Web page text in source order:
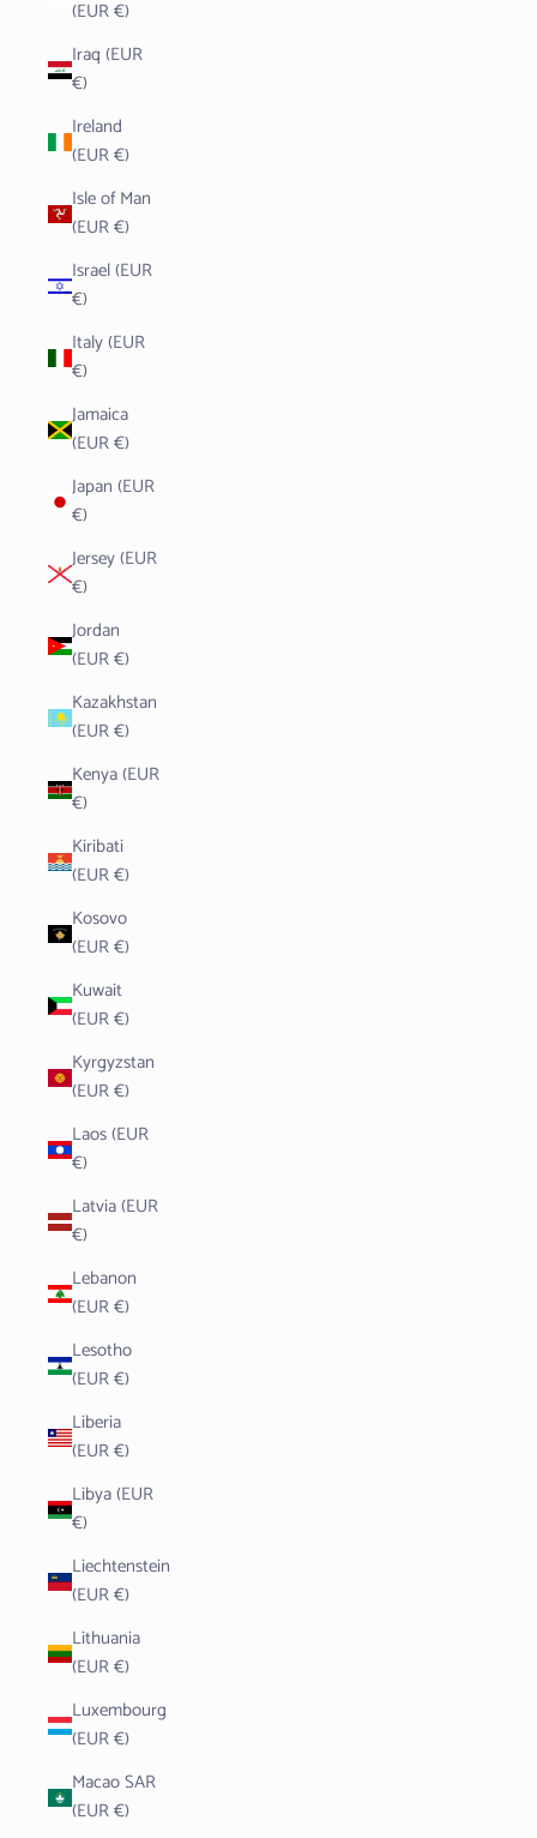
(EUR €)
Iraq (EUR
€)
Ireland
(EUR €)
Isle of Man
(EUR €)
Israel (EUR
€)
Italy (EUR
€)
Jamaica
(EUR €)
Japan (EUR
€)
Jersey (EUR
€)
Jordan
(EUR €)
Kazakhstan
(EUR €)
Kenya (EUR
€)
Kiribati
(EUR €)
Kosovo
(EUR €)
Kuwait
(EUR €)
Kyrgyzstan
(EUR €)
Laos (EUR
€)
Latvia (EUR
€)
Lebanon
(EUR €)
Lesotho
(EUR €)
Liberia
(EUR €)
Libya (EUR
€)
Liechtenstein
(EUR €)
Lithuania
(EUR €)
Luxembourg
(EUR €)
Macao SAR
(EUR €)